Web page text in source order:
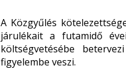
A Közgyűlés
járulékait a futamidő
költségvetésébe
figyelembe veszi.